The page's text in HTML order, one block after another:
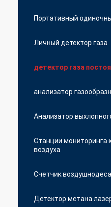
Портативный
Личный детектор газа
детектор газа
анализатор
Анализатор
Станции мониторинга
воздуха
Счетчик
Детектор метана